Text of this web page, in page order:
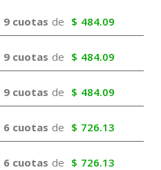
9 cuotas de $ 484.09
9 cuotas de $ 484.09
9 cuotas de $ 484.09
6 cuotas de $ 726.13
6 cuotas de $ 726.13